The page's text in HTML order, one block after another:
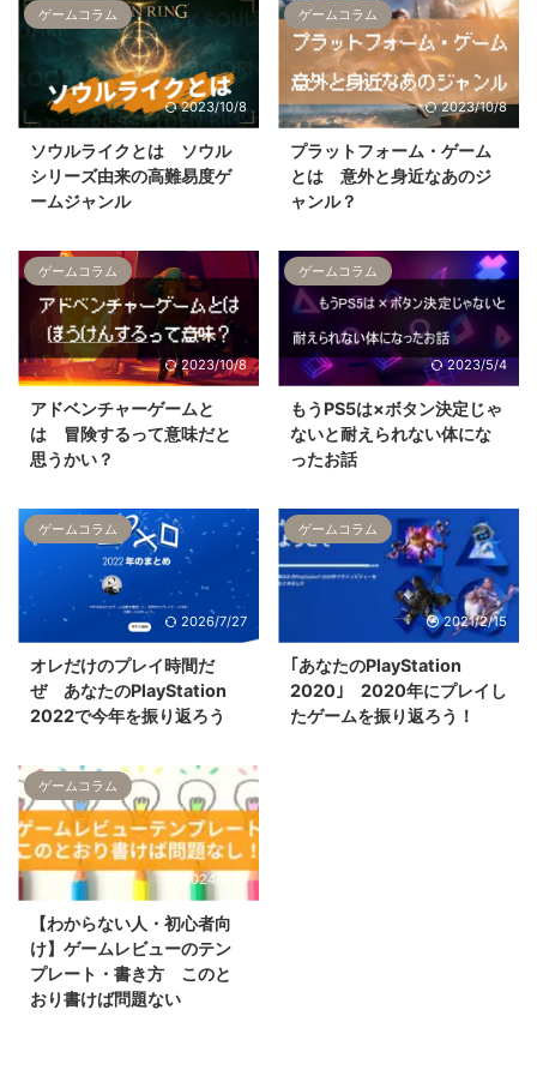
ゲームコラム
2023/10/8
ソウルライクとは ソウル
シリーズ由来の高難易度ゲ
ームジャンル
ゲームコラム
2023/10/8
プラットフォーム・ゲーム
とは 意外と身近なあのジ
ャンル？
ゲームコラム
2023/10/8
アドベンチャーゲームと
は 冒険するって意味だと
思うかい？
ゲームコラム
2023/5/4
もうPS5は×ボタン決定じゃ
ないと耐えられない体にな
ったお話
ゲームコラム
2026/7/27
オレだけのプレイ時間だ
ぜ あなたのPlayStation
2022で今年を振り返ろう
ゲームコラム
2021/2/15
｢あなたのPlayStation
2020｣ 2020年にプレイし
たゲームを振り返ろう！
ゲームコラム
2024/7/19
【わからない人・初心者向
け】ゲームレビューのテン
プレート・書き方 このと
おり書けば問題ない